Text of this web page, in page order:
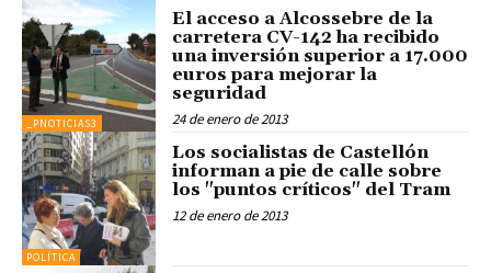
_PNOTICIAS3
El acceso a Alcossebre de la
carretera CV-142 ha recibido
una inversión superior a 17.000
euros para mejorar la
seguridad
24 de enero de 2013
POLÍTICA
Los socialistas de Castellón
informan a pie de calle sobre
los "puntos críticos" del Tram
12 de enero de 2013